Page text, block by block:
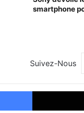
smartphone
Suivez-Nous
Facebook